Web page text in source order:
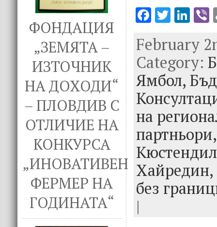
ФОНДАЦИЯ
„ЗЕМЯТА –
ИЗТОЧНИК
НА ДОХОДИ“
– ПЛОВДИВ С
ОТЛИЧИЕ НА
КОНКУРСА
„ИНОВАТИВЕН
ФЕРМЕР НА
ГОДИНАТА“
F
e
b
o
o
k
T
it
te
r
Li
k
e
dI
n
February
Category:
Ямбол,
на
Хайредин,
без
|